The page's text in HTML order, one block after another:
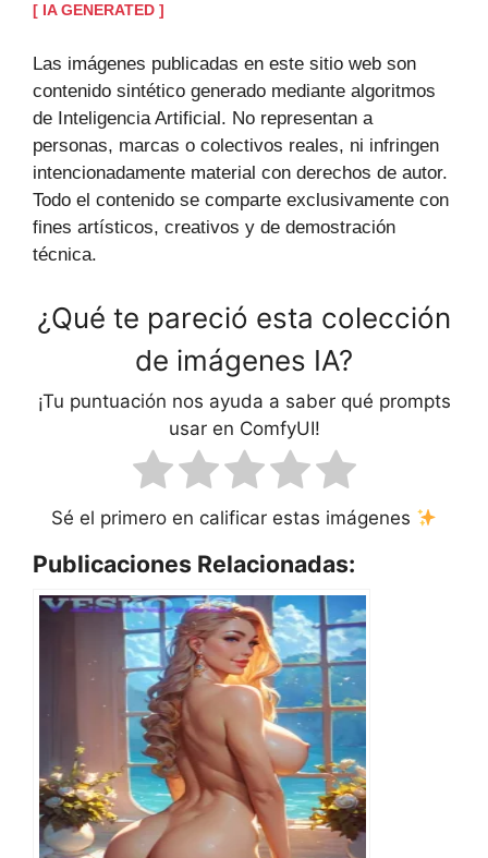
[ IA GENERATED ]
Las imágenes publicadas en este sitio web son
contenido sintético generado mediante algoritmos
de Inteligencia Artificial. No representan a
personas, marcas o colectivos reales, ni infringen
intencionadamente material con derechos de autor.
Todo el contenido se comparte exclusivamente con
fines artísticos, creativos y de demostración
técnica.
¿Qué te pareció esta colección
de imágenes IA?
¡Tu puntuación nos ayuda a saber qué prompts
usar en ComfyUI!
Sé el primero en calificar estas imágenes
Publicaciones Relacionadas: